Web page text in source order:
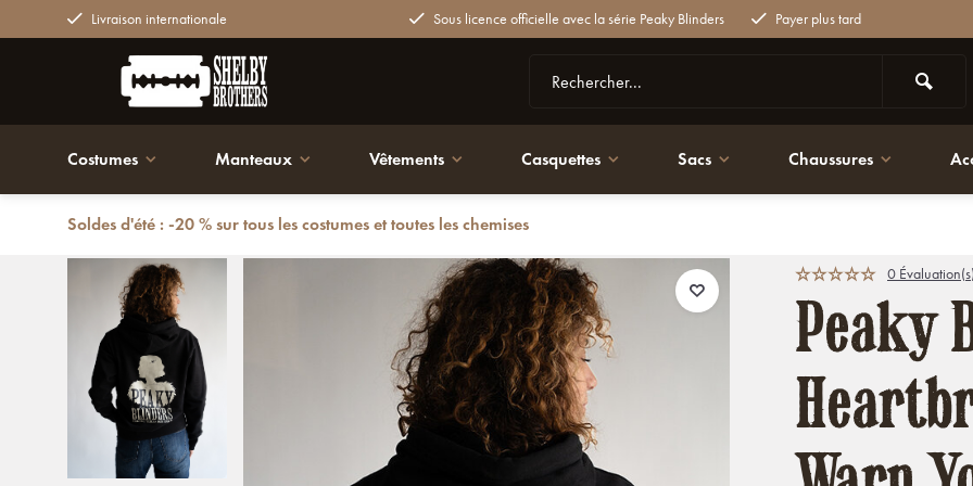
Livraison internationale Sous licence officielle avec la série Peaky Blinders Payer plus tard
Costumes Manteaux Vêtements Casquettes Sacs Chaussures
Soldes d'été : -20 % sur tous les costumes et toutes les chemises
Retour Peaky Blinders Heartbreaker Hoodie – “I Warn You” Noir
0 Évaluation(s)
Peaky